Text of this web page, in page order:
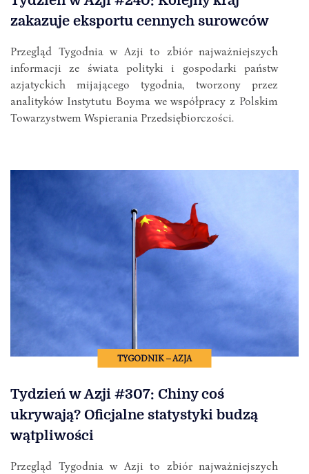
zakazuje eksportu cennych surowców
Przegląd Tygodnia w Azji to zbiór najważniejszych
informacji ze świata polityki i gospodarki państw
azjatyckich mijającego tygodnia, tworzony przez
analityków Instytutu Boyma we współpracy z Polskim
Towarzystwem Wspierania Przedsiębiorczości.
TYGODNIK – AZJA
Tydzień w Azji #307: Chiny coś
ukrywają? Oficjalne statystyki budzą
wątpliwości
Przegląd Tygodnia w Azji to zbiór najważniejszych